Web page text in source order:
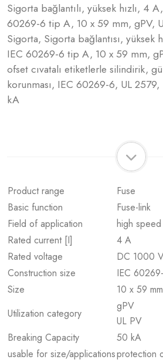
Sigorta bağlantılı, yüksek hızlı, 4
60269-6 tip A, 10 x 59 mm, gPV,
Sigorta, Sigorta bağlantısı,
IEC 60269-6 tip A, 10 x 59 mm,
ofset cıvatalı etiketlerle silindirik,
korunması, IEC 60269-6, UL
kA
Product range
Fuse
Basic function
Fuse-link
Field of application
high speed
Rated current [I]
4 A
Rated voltage
DC 1000
Construction size
IEC
Size
10 x 59 mm
Utilization category
gPV
UL PV
Breaking Capacity
50 kA
usable for size/applicationsprotection